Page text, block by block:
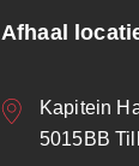
Afhaal
Kapitein
5015BB